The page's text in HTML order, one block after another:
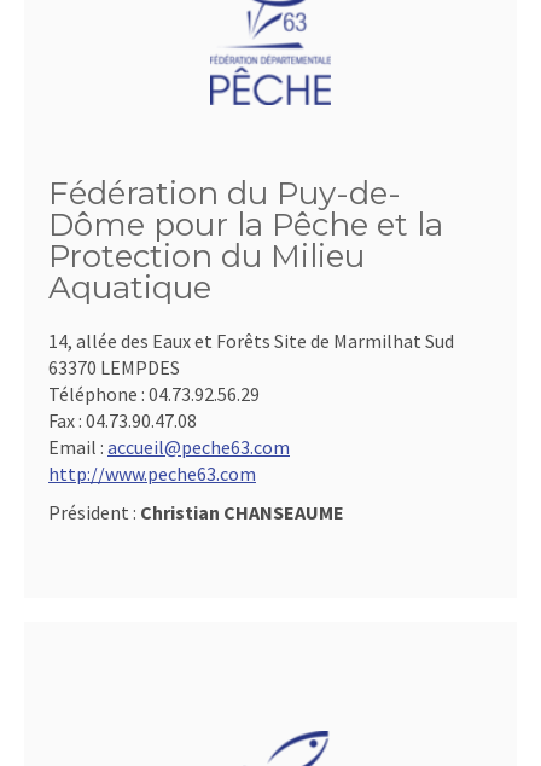
Fédération du Puy-de-
Dôme pour la Pêche et la
Protection du Milieu
Aquatique
14, allée des Eaux et Forêts Site de Marmilhat Sud
63370 LEMPDES
Téléphone : 04.73.92.56.29
Fax : 04.73.90.47.08
Email : accueil@peche63.com
http://www.peche63.com
Président : Christian CHANSEAUME